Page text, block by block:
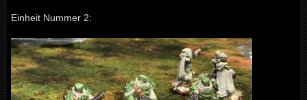
Einheit Nummer 2: